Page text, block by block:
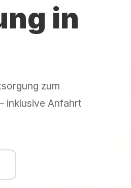
in
zum
inklusive Anfahrt